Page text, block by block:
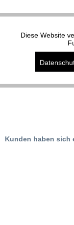
Kunden haben sich
Funktionale
Marketing
Diese Website